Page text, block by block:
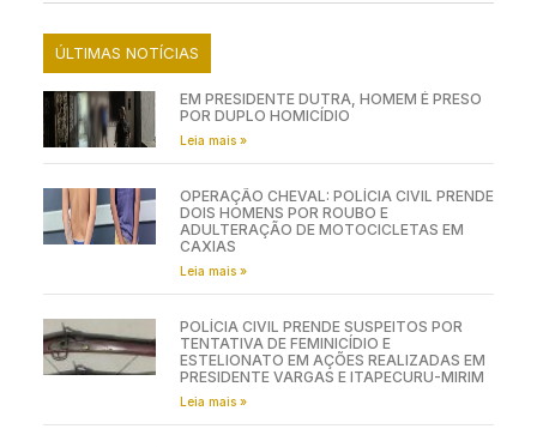
ÚLTIMAS NOTÍCIAS
EM PRESIDENTE DUTRA, HOMEM É PRESO
POR DUPLO HOMICÍDIO
Leia mais »
OPERAÇÃO CHEVAL: POLÍCIA CIVIL PRENDE
DOIS HOMENS POR ROUBO E
ADULTERAÇÃO DE MOTOCICLETAS EM
CAXIAS
Leia mais »
POLÍCIA CIVIL PRENDE SUSPEITOS POR
TENTATIVA DE FEMINICÍDIO E
ESTELIONATO EM AÇÕES REALIZADAS EM
PRESIDENTE VARGAS E ITAPECURU-MIRIM
Leia mais »